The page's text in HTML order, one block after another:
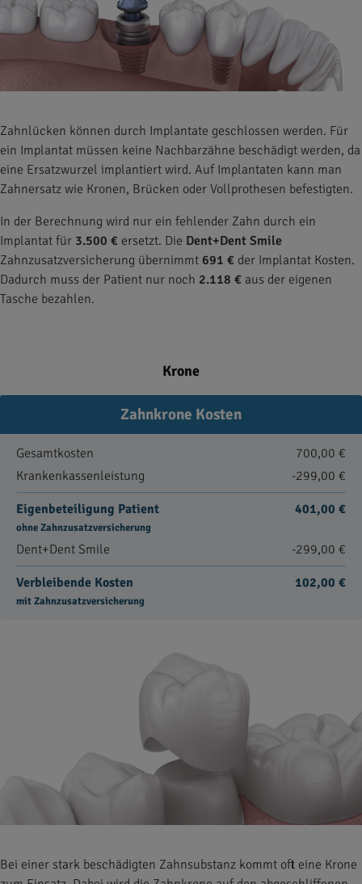
Zahnlücken können durch Implantate geschlossen werden. Für
ein Implantat müssen keine Nachbarzähne beschädigt werden, da
eine Ersatzwurzel implantiert wird. Auf Implantaten kann man
Zahnersatz wie Kronen, Brücken oder Vollprothesen befestigten.
In der Berechnung wird nur ein fehlender Zahn durch ein
Implantat für 3.500 € ersetzt. Die Dent+Dent Smile
Zahnzusatzversicherung übernimmt 691 € der Implantat Kosten.
Dadurch muss der Patient nur noch 2.118 € aus der eigenen
Tasche bezahlen.
Krone
Zahnkrone Kosten
Gesamtkosten
700,00 €
Krankenkassenleistung
-299,00 €
Eigenbeteiligung Patient
ohne Zahnzusatzversicherung
401,00 €
Dent+Dent Smile -299,00 €
Verbleibende Kosten
mit Zahnzusatzversicherung
102,00 €
Bei einer stark beschädigten Zahnsubstanz kommt oft eine Krone